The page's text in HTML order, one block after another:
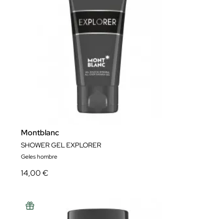
Montblanc
SHOWER GEL EXPLORER
Geles hombre
14,00 €